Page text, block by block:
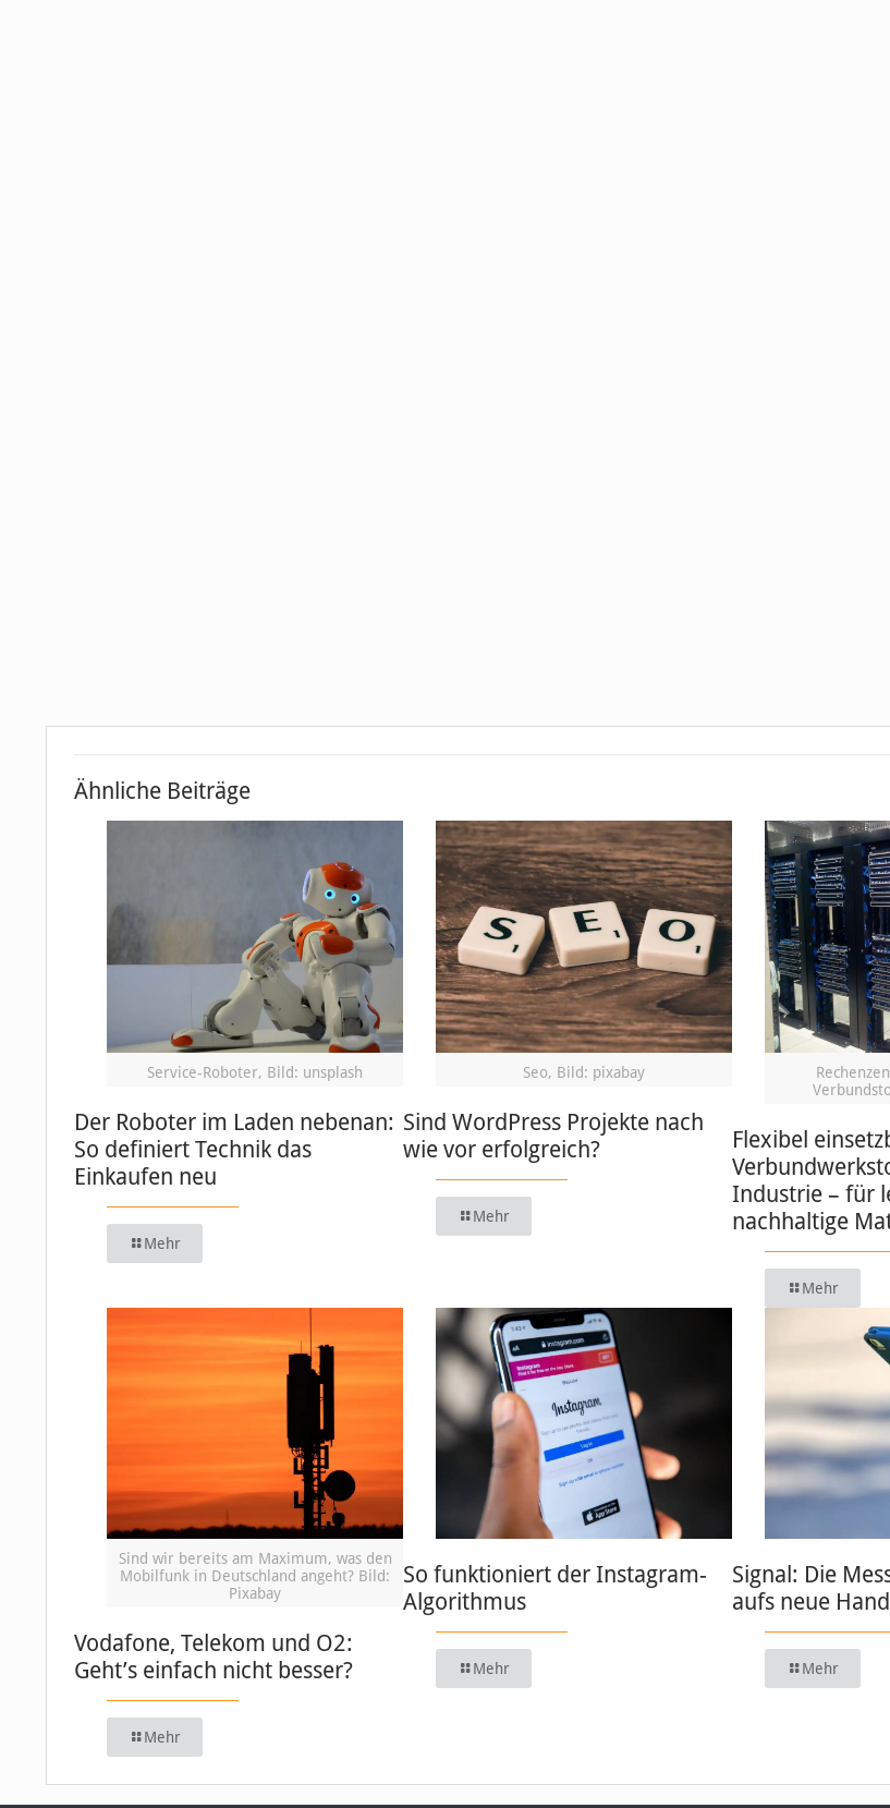
Ähnliche Beiträge
Service-Roboter, Bild: unsplash
Der Roboter im Laden nebenan:
So definiert Technik das
Einkaufen neu
Mehr
Seo, Bild: pixabay
Sind WordPress Projekte nach
wie vor erfolgreich?
Mehr
Flexibel
Industrie – für
nachhaltige
Mehr
Sind wir bereits am Maximum, was den
Mobilfunk in Deutschland angeht? Bild:
Pixabay
Vodafone, Telekom und O2:
Geht’s einfach nicht besser?
Mehr
So funktioniert der Instagram-
Algorithmus
Mehr
Signal: Die
aufs neue
Mehr